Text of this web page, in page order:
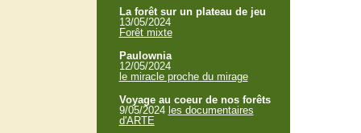
La forêt sur un plateau de jeu
13/05/2024
Forêt mixte
Paulownia
12/05/2024
le miracle proche du mirage
Voyage au coeur de nos forêts
9/05/2024 les documentaires
d'ARTE